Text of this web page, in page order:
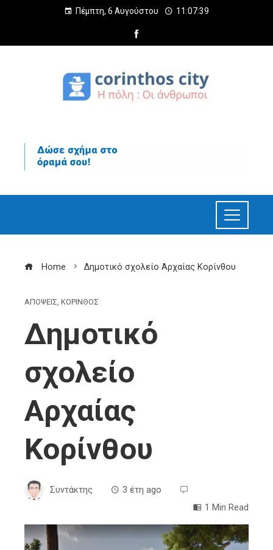
Πέμπτη, 6 Αυγούστου 11:07:41
Home Δημοτικό σχολείο Αρχαίας Κορίνθου
ΑΠΟΨΕΙΣ, ΚΟΡΙΝΘΟΣ
Δημοτικό
σχολείο
Αρχαίας
Κορίνθου
Συντάκτης
3 έτη ago
1 Min Read